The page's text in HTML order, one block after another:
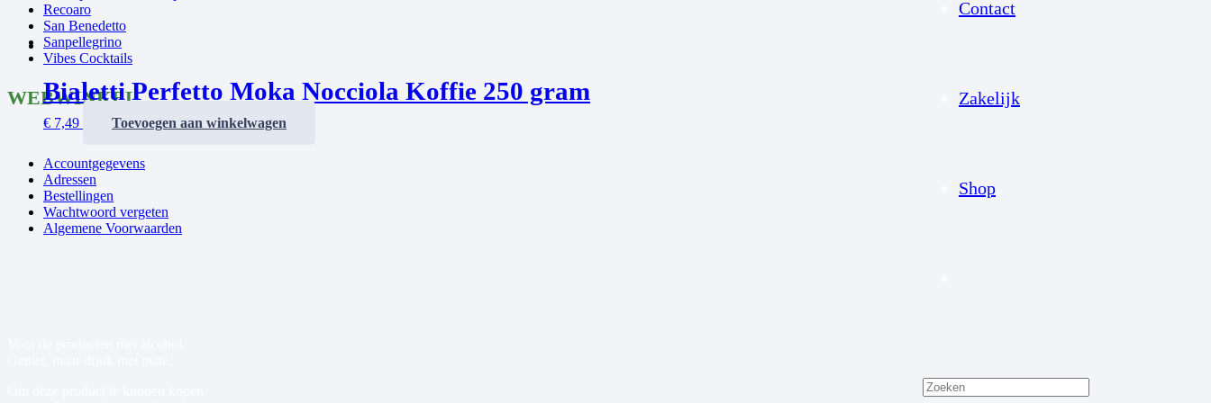
Contact
Zakelijk
Shop
Bialetti Perfetto Moka Nocciola Koffie 250 gram
€ 7,49 Toevoegen aan winkelwagen
Recoaro
San Benedetto
Sanpellegrino
Vibes Cocktails
WEBWINKEL
Accountgegevens
Adressen
Bestellingen
Wachtwoord vergeten
Algemene Voorwaarden